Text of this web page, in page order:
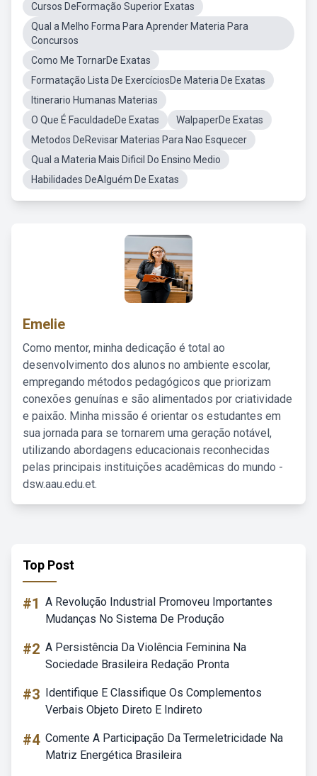
Cursos DeFormação Superior Exatas
Qual a Melho Forma Para Aprender Materia Para
Concursos
Como Me TornarDe Exatas
Formatação Lista De ExercíciosDe Materia De Exatas
Itinerario Humanas Materias
O Que É FaculdadeDe Exatas
WalpaperDe Exatas
Metodos DeRevisar Materias Para Nao Esquecer
Qual a Materia Mais Dificil Do Ensino Medio
Habilidades DeAlguém De Exatas
Emelie
Como mentor, minha dedicação é total ao
desenvolvimento dos alunos no ambiente escolar,
empregando métodos pedagógicos que priorizam
conexões genuínas e são alimentados por criatividade
e paixão. Minha missão é orientar os estudantes em
sua jornada para se tornarem uma geração notável,
utilizando abordagens educacionais reconhecidas
pelas principais instituições acadêmicas do mundo -
dsw.aau.edu.et.
Top Post
#1 A Revolução Industrial Promoveu Importantes
Mudanças No Sistema De Produção
#2 A Persistência Da Violência Feminina Na
Sociedade Brasileira Redação Pronta
#3 Identifique E Classifique Os Complementos
Verbais Objeto Direto E Indireto
#4 Comente A Participação Da Termeletricidade Na
Matriz Energética Brasileira